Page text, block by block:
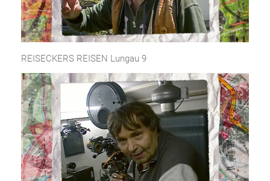
REISECKERS REISEN Lungau 9